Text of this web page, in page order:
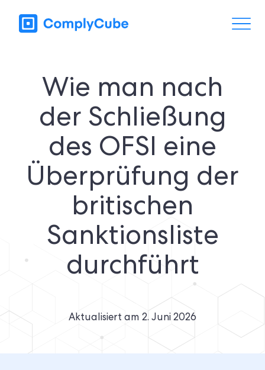
Wie man nach
der Schließung
des OFSI eine
Überprüfung der
britischen
Sanktionsliste
durchführt
Aktualisiert am 2. Juni 2026